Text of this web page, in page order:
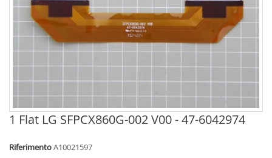
1 Flat LG SFPCX860G-002 V00 - 47-6042974
RiferimentoA10021597